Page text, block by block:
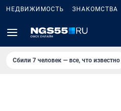
НЕДВИЖИМОСТЬ ЗНАКОМСТВА
Сбили 7 человек — все, что известно